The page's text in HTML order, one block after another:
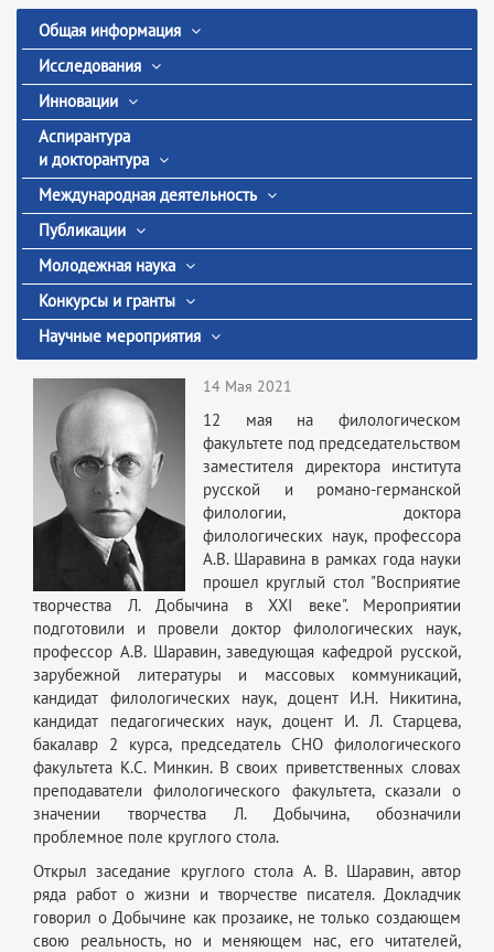
Общая информация
Исследования
Инновации
Аспирантура
и докторантура
Международная деятельность
Публикации
Молодежная наука
Конкурсы и гранты
Научные мероприятия
14 Мая 2021
12 мая на филологическом
факультете под председательством
заместителя директора института
русской и романо-германской
филологии, доктора
филологических наук, профессора
А.В. Шаравина в рамках года науки
прошел круглый стол "Восприятие
творчества Л. Добычина в ХХI веке". Мероприятии
подготовили и провели доктор филологических наук,
профессор А.В. Шаравин, заведующая кафедрой русской,
зарубежной литературы и массовых коммуникаций,
кандидат филологических наук, доцент И.Н. Никитина,
кандидат педагогических наук, доцент И. Л. Старцева,
бакалавр 2 курса, председатель СНО филологического
факультета К.С. Минкин. В своих приветственных словах
преподаватели филологического факультета, сказали о
значении творчества Л. Добычина, обозначили
проблемное поле круглого стола.
Открыл заседание круглого стола А. В. Шаравин, автор
ряда работ о жизни и творчестве писателя. Докладчик
говорил о Добычине как прозаике, не только создающем
свою реальность, но и меняющем нас, его читателей,